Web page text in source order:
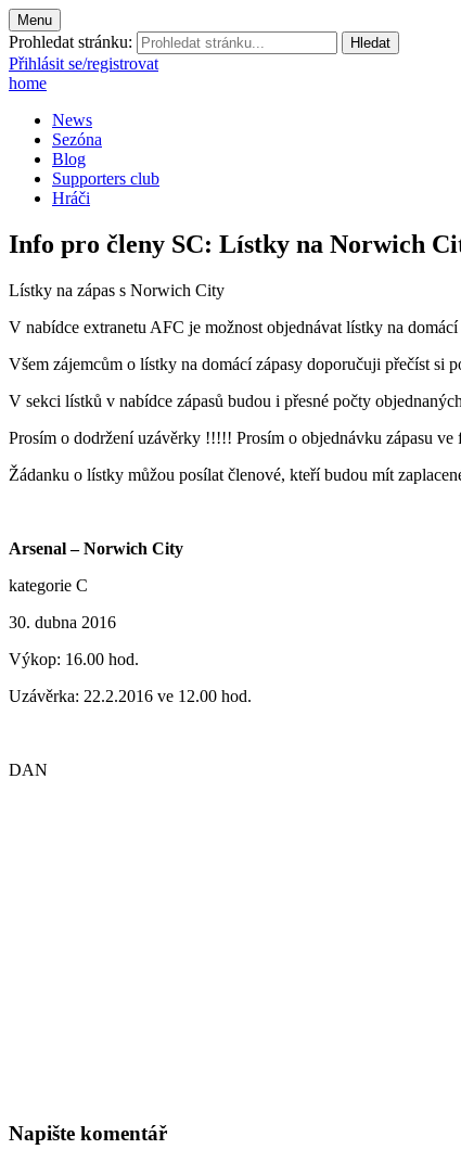
Menu
Prohledat stránku:
Přihlásit se/registrovat
home
News
Sezóna
Blog
Supporters club
Hráči
Info pro členy SC: Lístky na Norwich
Lístky na zápas s Norwich City
V nabídce extranetu AFC je možnost objednávat lístky na
Všem zájemcům o lístky na domácí zápasy doporučuji přečíst si
V sekci lístků v nabídce zápasů budou i přesné počty
Prosím o dodržení uzávěrky !!!!! Prosím o objednávku zápasu ve
Žádanku o lístky můžou posílat členové, kteří budou mít
Arsenal – Norwich City
kategorie C
30. dubna 2016
Výkop: 16.00 hod.
Uzávěrka: 22.2.2016 ve 12.00 hod.
DAN
Napište komentář